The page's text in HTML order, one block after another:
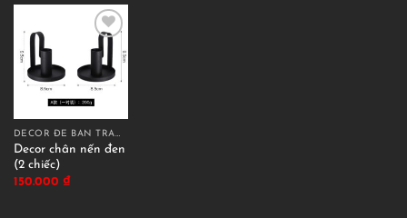
DECOR ĐỂ BÀN TRANG TRÍ
Decor chân nến đen
(2 chiếc)
150.000 ₫